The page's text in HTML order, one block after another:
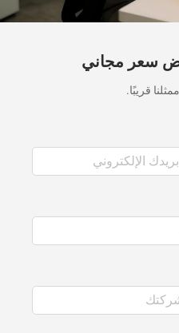
سعر مجاني
قريبًا.